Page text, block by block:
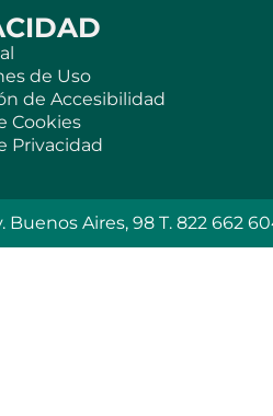
de Uso
de Accesibilidad
Cookies
Privacidad
Buenos Aires, 98 T. 822 662